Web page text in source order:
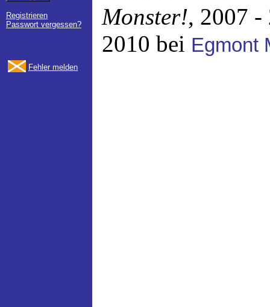
Registrieren
Passwort vergessen?
Fehler melden
Monster!, 2007 -
2010 bei Egmont